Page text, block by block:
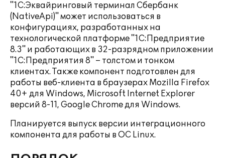
"1С:Эквайринговый терминал Сбербанк
(NativeApi)" может использоваться в
конфигурациях, разработанных на
технологической платформе "1С:Предприятие
8.3" и работающих в 32-разрядном приложении
"1С:Предприятия 8" – толстом и тонком
клиентах. Также компонент подготовлен для
работы веб-клиента в браузерах Mozilla Firefox
40+ для Windows, Microsoft Internet Explorer
версий 8-11, Google Chrome для Windows.
Планируется выпуск версии интеграционного
компонента для работы в ОС Linux.